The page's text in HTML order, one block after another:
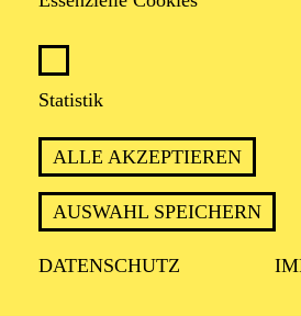
Statistik
ALLE AKZEPTIEREN
AUSWAHL SPEICHERN
DATENSCHUTZ